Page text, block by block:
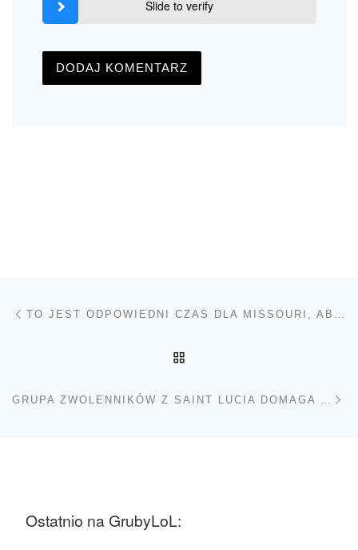
Slide to verify
Nawigacja wpisu
Ostatnio na GrubyLoL: